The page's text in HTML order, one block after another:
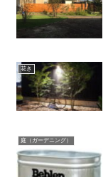
花き
庭（ガーデニング）